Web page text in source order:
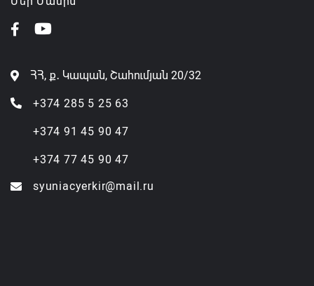
ՀՀ, ք․ Կապան, Շահումյան 20/32
+374 285 5 25 63
+374 91 45 90 47
+374 77 45 90 47
syuniacyerkir@mail.ru